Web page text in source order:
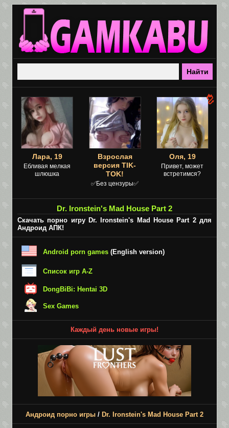
Лара, 19
Ебливая мелкая
шлюшка
Взрослая
версия TIK-
TOK!
✅Без цензуры✅
Оля, 19
Привет, может
встретимся?
Dr. Ironstein's Mad House Part 2
Скачать порно игру Dr. Ironstein's Mad House Part 2 для
Андроид АПК!
Android porn games (English version)
Список игр A-Z
DongBiBi: Hentai 3D
Sex Games
Каждый день новые игры!
Андроид порно игры / Dr. Ironstein's Mad House Part 2